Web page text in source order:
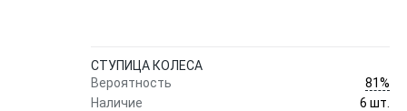
СТУПИЦА КОЛЕСА
Вероятность
81%
Наличие
6 шт.